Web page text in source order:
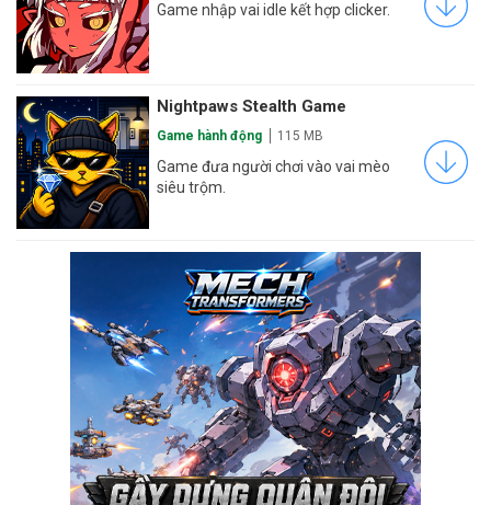
Game nhập vai idle kết hợp clicker.
Nightpaws Stealth Game
Game hành động 115 MB
Game đưa người chơi vào vai mèo
siêu trộm.